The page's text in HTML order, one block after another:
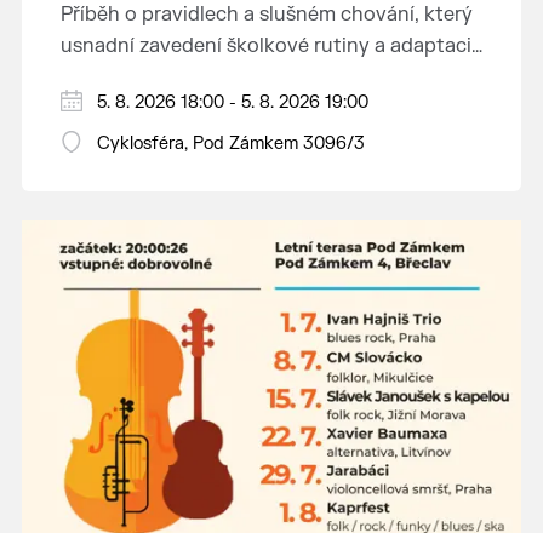
Příběh o pravidlech a slušném chování, který
usnadní zavedení školkové rutiny a adaptaci
Hraje se jen za příznivého počasí.
Vstupné dobrovolné.
5. 8. 2026 18:00 - 5. 8. 2026 19:00
Cyklosféra, Pod Zámkem 3096/3